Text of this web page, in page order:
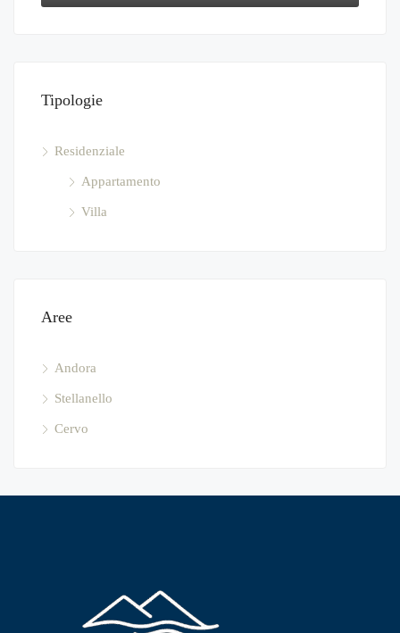
Tipologie
Residenziale
Appartamento
Villa
Aree
Andora
Stellanello
Cervo